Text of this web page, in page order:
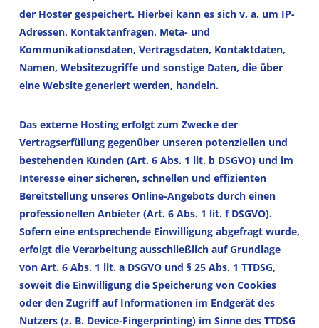
der Hoster gespeichert. Hierbei kann es sich v. a. um IP-
Adressen, Kontaktanfragen, Meta- und
Kommunikationsdaten, Vertragsdaten, Kontaktdaten,
Namen, Websitezugriffe und sonstige Daten, die über
eine Website generiert werden, handeln.
Das externe Hosting erfolgt zum Zwecke der
Vertragserfüllung gegenüber unseren potenziellen und
bestehenden Kunden (Art. 6 Abs. 1 lit. b DSGVO) und im
Interesse einer sicheren, schnellen und effizienten
Bereitstellung unseres Online-Angebots durch einen
professionellen Anbieter (Art. 6 Abs. 1 lit. f DSGVO).
Sofern eine entsprechende Einwilligung abgefragt wurde,
erfolgt die Verarbeitung ausschließlich auf Grundlage
von Art. 6 Abs. 1 lit. a DSGVO und § 25 Abs. 1 TTDSG,
soweit die Einwilligung die Speicherung von Cookies
oder den Zugriff auf Informationen im Endgerät des
Nutzers (z. B. Device-Fingerprinting) im Sinne des TTDSG